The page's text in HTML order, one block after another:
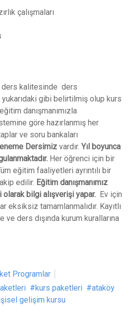
çalışmaları
kalitesinde ders
gibi belirtilmiş olup kurs
danışmanımızla
göre hazırlanmış her
ve soru bankaları
Dersimizvardır. Yıl boyunca
Her öğrenci için bir
eğitim faaliyetleri ayrıntılı bir
edilir. Eğitim danışmanımız
bilgi alışverişi yapar.Ev için
eksiksiz tamamlanmalıdır. Kayıtlı
ders dışında kurum kurallarına
Programlar
kurs paketleri
ataköy
gelişim kursu